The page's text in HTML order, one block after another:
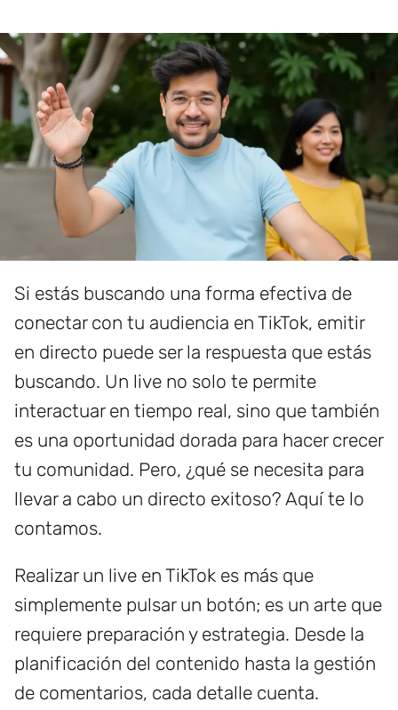
Si estás buscando una forma efectiva de
conectar con tu audiencia en TikTok, emitir
en directo puede ser la respuesta que estás
buscando. Un live no solo te permite
interactuar en tiempo real, sino que también
es una oportunidad dorada para hacer crecer
tu comunidad. Pero, ¿qué se necesita para
llevar a cabo un directo exitoso? Aquí te lo
contamos.
Realizar un live en TikTok es más que
simplemente pulsar un botón; es un arte que
requiere preparación y estrategia. Desde la
planificación del contenido hasta la gestión
de comentarios, cada detalle cuenta.